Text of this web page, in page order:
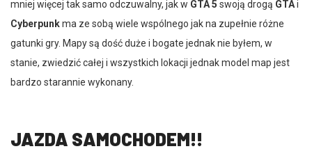
mniej więcej tak samo odczuwalny, jak w GTA 5 swoją drogą GTAi
Cyberpunkma ze sobą wiele wspólnego jak na zupełnie różne
gatunki gry. Mapy są dość duże i bogate jednak nie byłem, w
stanie, zwiedzić całej i wszystkich lokacji jednak model map jest
bardzo starannie wykonany.
JAZDA SAMOCHODEM!!